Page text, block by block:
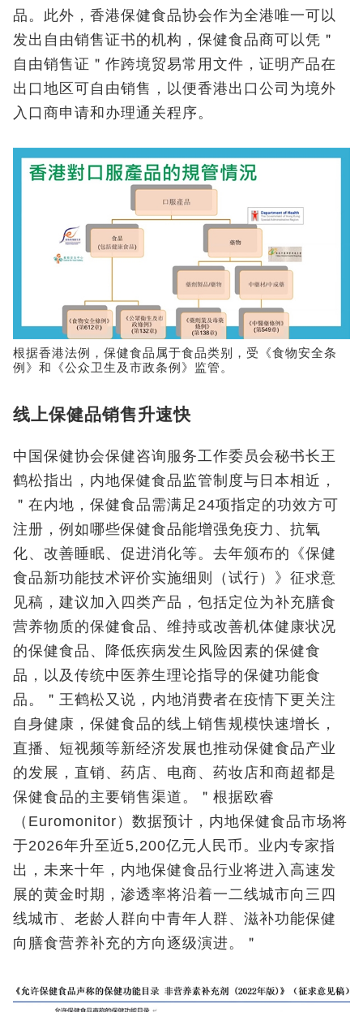
品。此外，香港保健食品协会作为全港唯一可以
发出自由销售证书的机构，保健食品商可以凭＂
自由销售证＂作跨境贸易常用文件，证明产品在
出口地区可自由销售，以便香港出口公司为境外
入口商申请和办理通关程序。
根据香港法例，保健食品属于食品类别，受《食物安全条
例》和《公众卫生及市政条例》监管。
线上保健品销售升速快
中国保健协会保健咨询服务工作委员会秘书长王
鹤松指出，内地保健食品监管制度与日本相近，
＂在内地，保健食品需满足24项指定的功效方可
注册，例如哪些保健食品能增强免疫力、抗氧
化、改善睡眠、促进消化等。去年颁布的《保健
食品新功能技术评价实施细则（试行）》征求意
见稿，建议加入四类产品，包括定位为补充膳食
营养物质的保健食品、维持或改善机体健康状况
的保健食品、降低疾病发生风险因素的保健食
品，以及传统中医养生理论指导的保健功能食
品。＂王鹤松又说，内地消费者在疫情下更关注
自身健康，保健食品的线上销售规模快速增长，
直播、短视频等新经济发展也推动保健食品产业
的发展，直销、药店、电商、药妆店和商超都是
保健食品的主要销售渠道。＂根据欧睿
（Euromonitor）数据预计，内地保健食品市场将
于2026年升至近5,200亿元人民币。业内专家指
出，未来十年，内地保健食品行业将进入高速发
展的黄金时期，渗透率将沿着一二线城市向三四
线城市、老龄人群向中青年人群、滋补功能保健
向膳食营养补充的方向逐级演进。＂